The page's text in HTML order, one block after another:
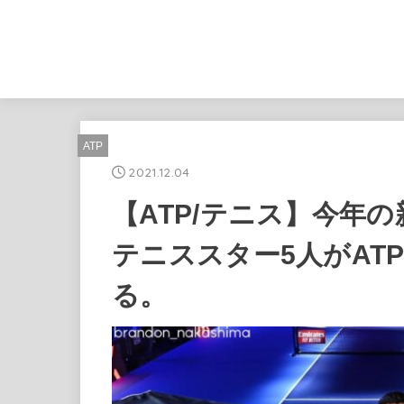
ATP
2021.12.04
【ATP/テニス】今年
テニススター5人が
る。